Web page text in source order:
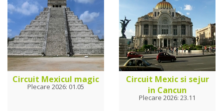
Circuit Mexicul magic
Plecare 2026: 01.05
Circuit Mexic si sejur
in Cancun
Plecare 2026: 23.11